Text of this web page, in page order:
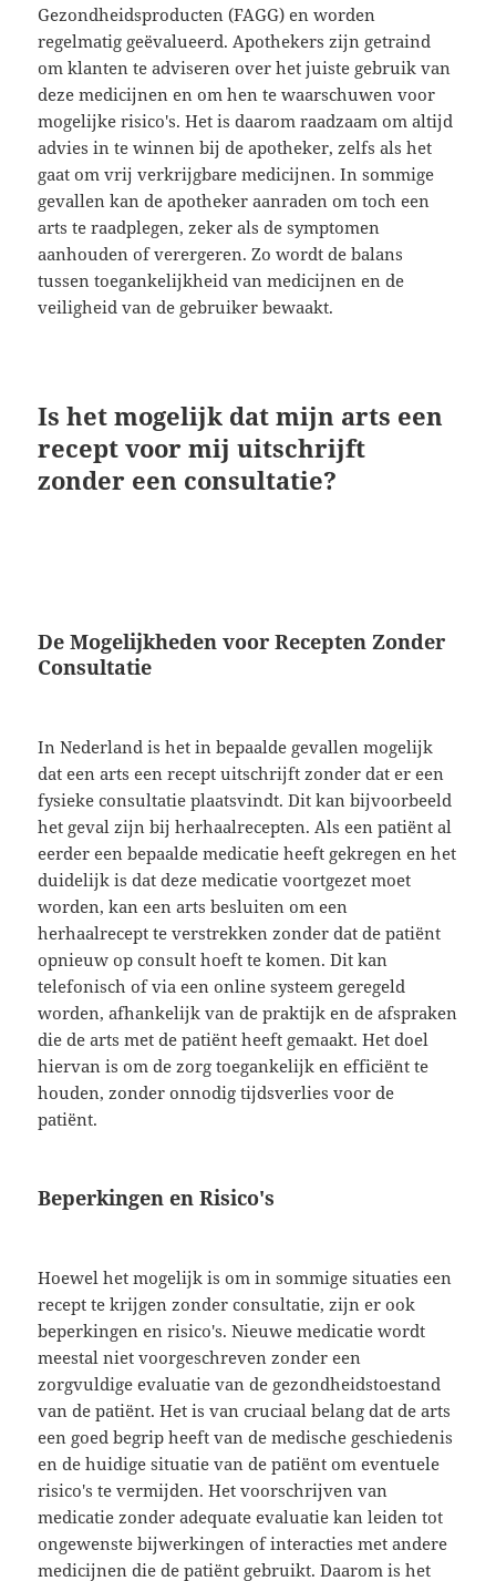
Gezondheidsproducten (FAGG) en worden
regelmatig geëvalueerd. Apothekers zijn getraind
om klanten te adviseren over het juiste gebruik van
deze medicijnen en om hen te waarschuwen voor
mogelijke risico's. Het is daarom raadzaam om altijd
advies in te winnen bij de apotheker, zelfs als het
gaat om vrij verkrijgbare medicijnen. In sommige
gevallen kan de apotheker aanraden om toch een
arts te raadplegen, zeker als de symptomen
aanhouden of verergeren. Zo wordt de balans
tussen toegankelijkheid van medicijnen en de
veiligheid van de gebruiker bewaakt.
Is het mogelijk dat mijn arts een
recept voor mij uitschrijft
zonder een consultatie?
De Mogelijkheden voor Recepten Zonder
Consultatie
In Nederland is het in bepaalde gevallen mogelijk
dat een arts een recept uitschrijft zonder dat er een
fysieke consultatie plaatsvindt. Dit kan bijvoorbeeld
het geval zijn bij herhaalrecepten. Als een patiënt al
eerder een bepaalde medicatie heeft gekregen en het
duidelijk is dat deze medicatie voortgezet moet
worden, kan een arts besluiten om een
herhaalrecept te verstrekken zonder dat de patiënt
opnieuw op consult hoeft te komen. Dit kan
telefonisch of via een online systeem geregeld
worden, afhankelijk van de praktijk en de afspraken
die de arts met de patiënt heeft gemaakt. Het doel
hiervan is om de zorg toegankelijk en efficiënt te
houden, zonder onnodig tijdsverlies voor de
patiënt.
Beperkingen en Risico's
Hoewel het mogelijk is om in sommige situaties een
recept te krijgen zonder consultatie, zijn er ook
beperkingen en risico's. Nieuwe medicatie wordt
meestal niet voorgeschreven zonder een
zorgvuldige evaluatie van de gezondheidstoestand
van de patiënt. Het is van cruciaal belang dat de arts
een goed begrip heeft van de medische geschiedenis
en de huidige situatie van de patiënt om eventuele
risico's te vermijden. Het voorschrijven van
medicatie zonder adequate evaluatie kan leiden tot
ongewenste bijwerkingen of interacties met andere
medicijnen die de patiënt gebruikt. Daarom is het